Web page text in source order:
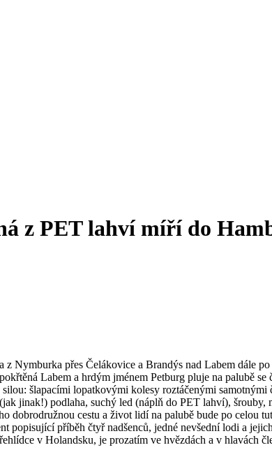
z PET lahví míří do
z Nymburka přes Čelákovice a Brandýs nad Labem dále
Labem a hrdým jménem Petburg pluje na palubě
šlapacími lopatkovými kolesy roztáčenými
jinak!) podlaha, suchý led (náplň do PET lahví),
dobrodružnou cestu a život lidí na palubě bude po celou
popisující příběh čtyř nadšenců, jedné nevšední lodi a
v Holandsku, je prozatím ve hvězdách a v hlavách